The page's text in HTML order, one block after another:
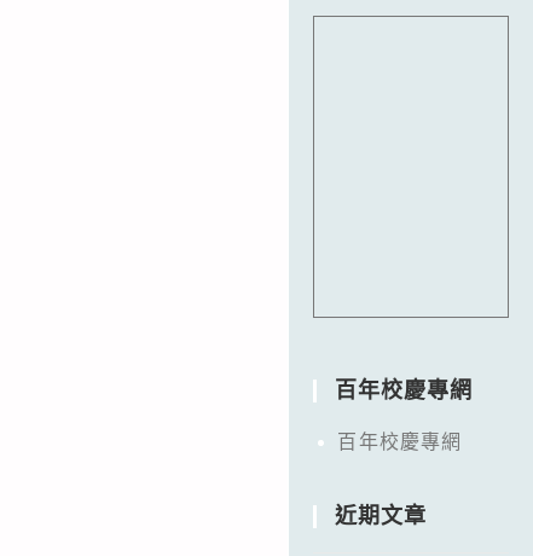
百年校慶專網
百年校慶專網
近期文章